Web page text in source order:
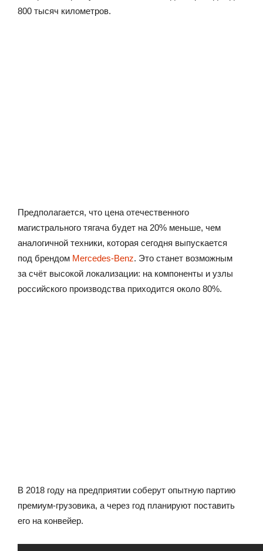
800 тысяч километров.
Предполагается, что цена отечественного
магистрального тягача будет на 20% меньше, чем
аналогичной техники, которая сегодня выпускается
под брендом Mercedes-Benz. Это станет возможным
за счёт высокой локализации: на компоненты и узлы
российского производства приходится около 80%.
В 2018 году на предприятии соберут опытную партию
премиум-грузовика, а через год планируют поставить
его на конвейер.